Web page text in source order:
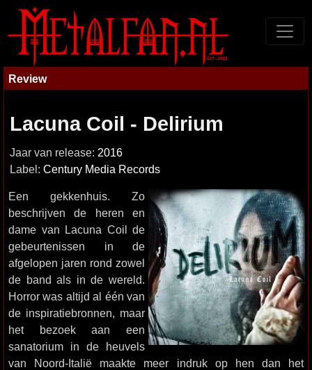
Review
Lacuna Coil - Delirium
Jaar van release: 2016
Label: Century Media Records
Een gekkenhuis. Zo
beschrijven de heren en
dame van Lacuna Coil de
gebeurtenissen in de
afgelopen jaren rond zowel
de band als in de wereld.
Horror was altijd al één van
de inspiratiebronnen, maar
het bezoek aan een
sanatorium in de heuvels
van Noord-Italië maakte meer indruk op hen dan het